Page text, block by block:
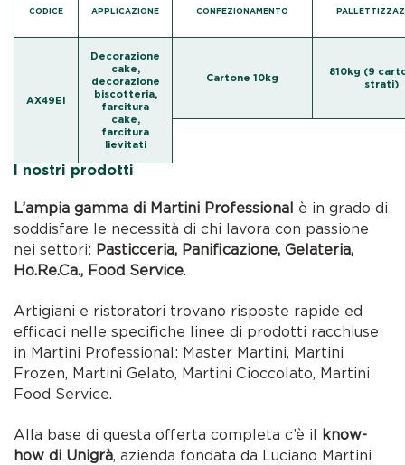
CODICE APPLICAZIONE
AX49EI
Decorazione
cake,
decorazione
biscotteria,
farcitura
cake,
farcitura
lievitati
CONFEZIONAMENTO
Cartone 10kg
810kg (9
strati)
I nostri prodotti
L’ampia gamma di Martini Professional è in grado di
soddisfare le necessità di chi lavora con passione
nei settori: Pasticceria, Panificazione, Gelateria,
Ho.Re.Ca., Food Service.
Artigiani e ristoratori trovano risposte rapide ed
efficaci nelle specifiche linee di prodotti racchiuse
in Martini Professional: Master Martini, Martini
Frozen, Martini Gelato, Martini Cioccolato, Martini
Food Service.
Alla base di questa offerta completa c’è il know-
how di Unigrà, azienda fondata da Luciano Martini